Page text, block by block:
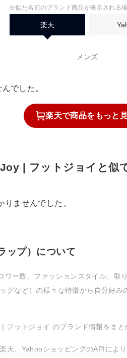
※似た名前のブランド商品が表示される
楽天
メンズ
でした。
楽天で商品を もっと
| フットジョイと似
りませんでした。
ップ）について
ワー数、ファッションスタイル、取
グなど）の様々な特徴から自分好
フットジョイ のブランド情報をまと
天、YahooショッピングのAPIによ